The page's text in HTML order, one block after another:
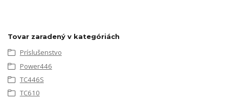
Tovar zaradený v kategóriách
Príslušenstvo
Power446
TC446S
TC610